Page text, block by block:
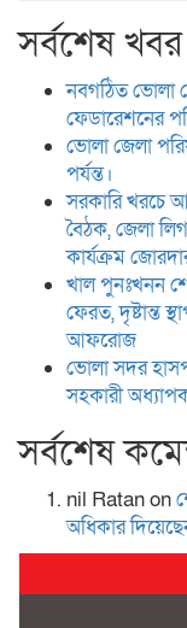
সর্বশেষ খবর
নবগঠিত ভোলা
ফেডারেশনের
ভোলা জেলা
পর্যন্ত।
সরকারি খরচে
বৈঠক, জেলা
কার্যক্রম
খাল পুনঃখনন
ফেরত, দৃষ্টান্ত
আফরোজ
ভোলা সদর
সহকারী
সর্বশেষ
nil Ratanon
অ‌ধিকার